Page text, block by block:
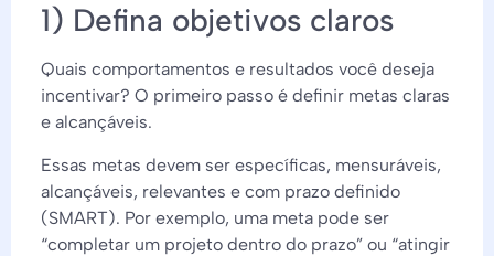
1) Defina objetivos claros
Quais comportamentos e resultados você deseja
incentivar? O primeiro passo é definir metas claras
e alcançáveis.
Essas metas devem ser específicas, mensuráveis,
alcançáveis, relevantes e com prazo definido
(SMART). Por exemplo, uma meta pode ser
“completar um projeto dentro do prazo” ou “atingir